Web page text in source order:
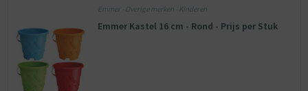
Emmer - Overige merken - Kinderen
Emmer Kastel 16 cm - Rond - Prijs per Stuk